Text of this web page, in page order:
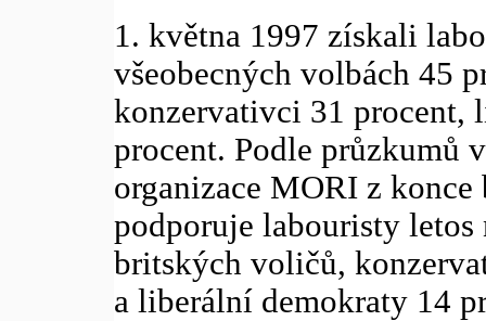
1. května 1997 získali
všeobecných volbách 45
konzervativci 31 procent,
procent. Podle průzkumů
organizace MORI z konce
podporuje labouristy letos
britských voličů,
a liberální demokraty 14